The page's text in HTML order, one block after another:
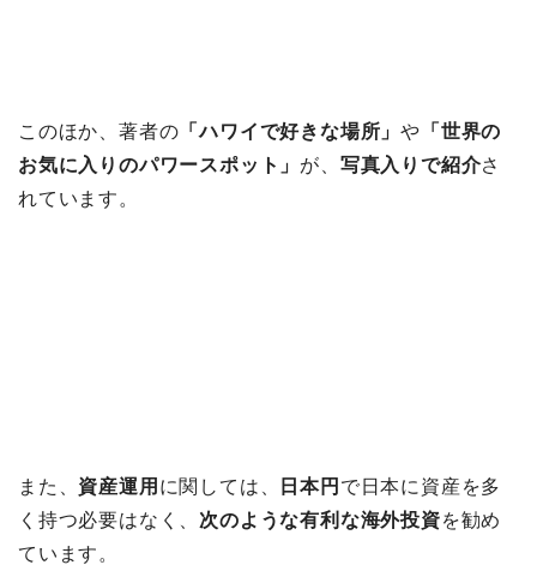
このほか、著者の 「ハワイで好きな場所」や 「世界の
お気に入りのパワースポット」 が、 写真入りで紹介さ
れています。
また、 資産運用 に関しては、 日本円 で日本に資産を多
く持つ必要はなく、 次のような有利な海外投資を勧め
ています。